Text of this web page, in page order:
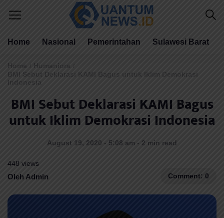
Home Nasional Pemerintahan Sulawesi Barat
Home / Humaniora
BMI Sebut Deklarasi KAMI Bagus untuk Iklim Demokrasi
Indonesia
BMI Sebut Deklarasi KAMI Bagus
untuk Iklim Demokrasi Indonesia
August 19, 2020 - 5:08 am - 2 min read
448 views
Oleh Admin Comment: 0